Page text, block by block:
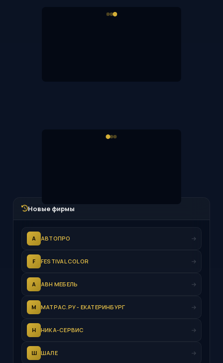
Новые фирмы
А АВТОПРО
F FESTIVAL COLOR
А АВН МЕБЕЛЬ
М МАТРАС.РУ - ЕКАТЕРИНБУРГ
Н НИКА-СЕРВИС
Ш ШАЛЕ